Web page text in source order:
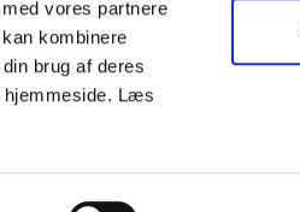
vores partnere
kombinere
brug af deres
Læs
• © 2026